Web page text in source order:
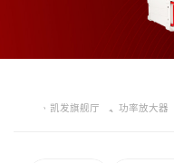
凯发旗舰厅 功率放大器